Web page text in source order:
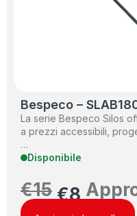
Bespeco –
La serie Bespeco Silos
a prezzi accessibili,
…
Disponibile
€15 €8